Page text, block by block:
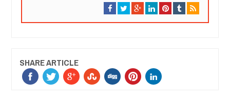
SHARE ARTICLE